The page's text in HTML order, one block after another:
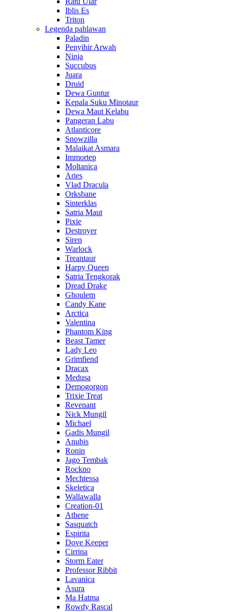
Iblis Es
Triton
Legenda pahlawan
Paladin
Penyihir Arwah
Ninja
Succubus
Juara
Druid
Dewa Guntur
Kepala Suku Minotaur
Dewa Maut Kelabu
Pangeran Labu
Atlanticore
Snowzilla
Malaikat Asmara
Immortep
Moltanica
Aries
Vlad Dracula
Orksbane
Sinterklas
Satria Maut
Pixie
Destroyer
Siren
Warlock
Treantaur
Harpy Queen
Satria Tengkorak
Dread Drake
Ghoulem
Candy Kane
Arctica
Valentina
Phantom King
Beast Tamer
Lady Leo
Grimfiend
Dracax
Medusa
Demogorgon
Trixie Treat
Revenant
Nick Mungil
Michael
Gadis Mungil
Anubis
Ronin
Jago Tembak
Rockno
Mechtessa
Skeletica
Wallawalla
Creation-01
Athene
Sasquatch
Espirita
Dove Keeper
Cirrina
Storm Eater
Professor Ribbit
Lavanica
Asura
Ma Hatma
Rowdy Rascal